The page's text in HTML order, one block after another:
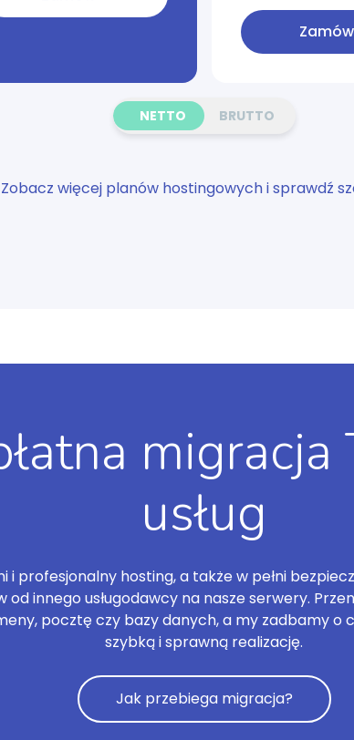
Zamów
NETTO BRUTTO
Zobacz więcej planów hostingowych i sprawdź
migracja
usług
i profesjonalny hosting, a także w pełni
od innego usługodawcy na nasze serwery.
pocztę czy bazy danych, a my zadbamy o
szybką i sprawną realizację.
Jak przebiega migracja?